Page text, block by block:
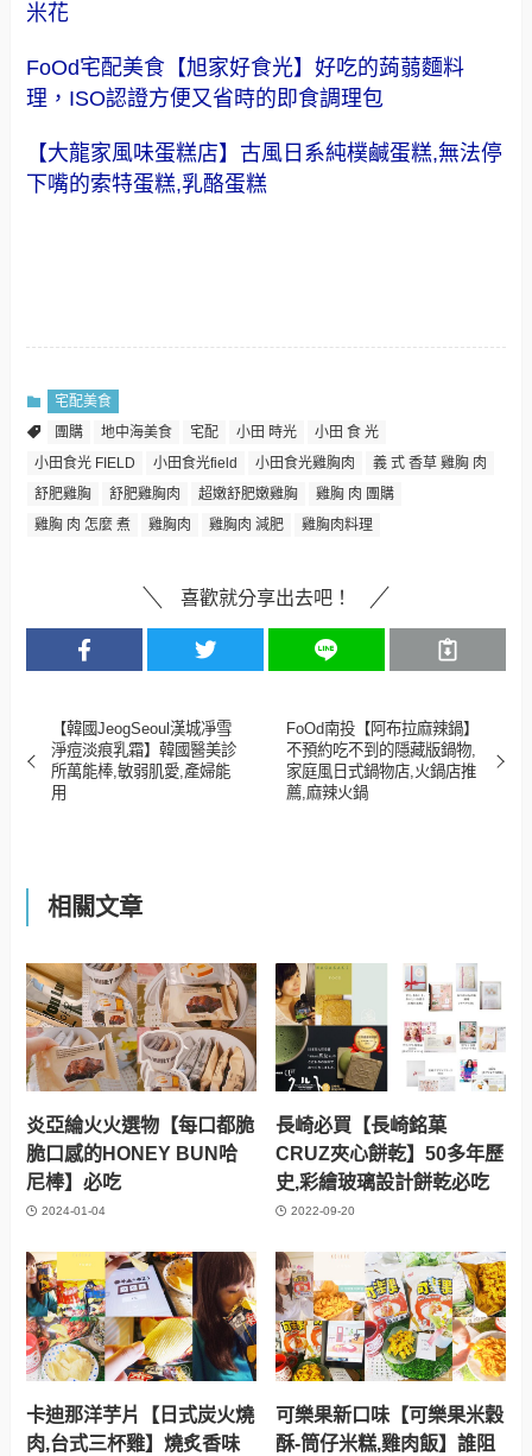
米花
FoOd宅配美食【旭家好食光】好吃的蒟蒻麵料
理，ISO認證方便又省時的即食調理包
【大龍家風味蛋糕店】古風日系純樸鹹蛋糕,無法停
下嘴的索特蛋糕,乳酪蛋糕
宅配美食
團購
地中海美食 宅配 小田 時光
小田 食 光
小田食光 FIELD
小田食光field 小田食光雞胸肉
義 式 香草 雞胸 肉
舒肥雞胸
舒肥雞胸肉 超嫩舒肥嫩雞胸
雞胸 肉 團購
雞胸 肉 怎麼 煮
雞胸肉 雞胸肉 減肥 雞胸肉料理
喜歡就分享出去吧！
【韓國JeogSeoul漢城凈雪
淨痘淡痕乳霜】韓國醫美診
所萬能棒,敏弱肌愛,產婦能
用
FoOd南投【阿布拉麻辣鍋】
不預約吃不到的隱藏版鍋物,
家庭風日式鍋物店,火鍋店推
薦,麻辣火鍋
相關文章
炎亞綸火火選物【每口都脆
脆口感的HONEY BUN哈
尼棒】必吃
2024-01-04
長崎必買【長崎銘菓
CRUZ夾心餅乾】50多年歷
史,彩繪玻璃設計餅乾必吃
2022-09-20
卡迪那洋芋片【日式炭火燒
肉,台式三杯雞】燒炙香味
可樂果新口味【可樂果米穀
酥-筒仔米糕,雞肉飯】誰阻